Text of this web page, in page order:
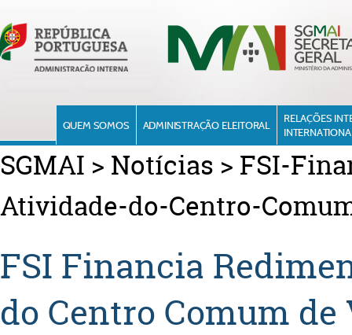
QUEM SOMOS ADMINISTRAÇÃO ELEITORAL
RELAÇÕES
SGMAI > Notícias > FSI-
Atividade-do-Centro-
FSI Financia
do Centro Comum